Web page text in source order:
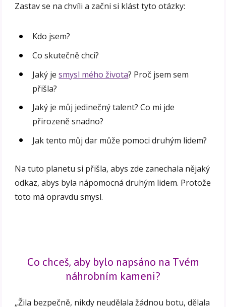
Zastav se na chvíli a začni si klást tyto otázky:
Kdo jsem?
Co skutečně chci?
Jaký jesmysl mého života? Proč jsem sem
přišla?
Jaký je můj jedinečný talent? Co mi jde
přirozeně snadno?
Jak tento můj dar může pomoci druhým lidem?
Na tuto planetu si přišla, abys zde zanechala nějaký
odkaz, abys byla nápomocná druhým lidem. Protože
toto má opravdu smysl.
Co chceš, aby bylo napsáno na Tvém
náhrobním kameni?
„Žila bezpečně, nikdy neudělala žádnou botu, dělala